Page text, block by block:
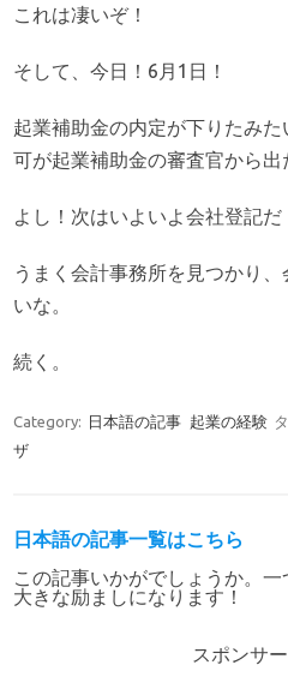
これは凄いぞ！
そして、今日！6月1日！
起業補助金の内定が下りたみ
可が起業補助金の審査官から出
よし！次はいよいよ会社登記だ
うまく会計事務所を見つかり
いな。
続く。
Category: 日本語の記事 起業の経験
ザ
日本語の記事一覧はこちら
この記事いかがでしょうか。
大きな励ましになります！
スポンサ